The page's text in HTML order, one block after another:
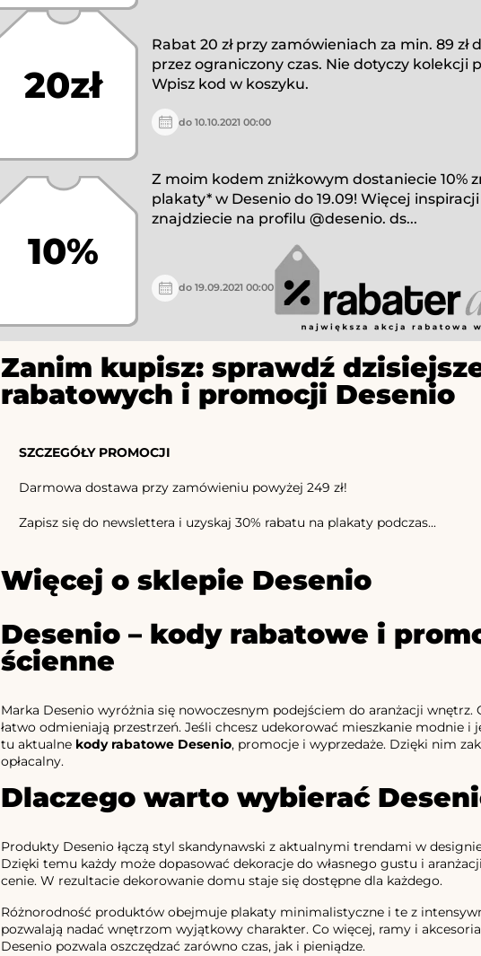
20zł
Rabat 20 zł przy zamówieniach za min. 89 zł
przez ograniczony czas. Nie dotyczy kolekcji
Wpisz kod w koszyku.
do 10.10.2021 00:00
10%
Z moim kodem zniżkowym dostaniecie 10%
plakaty* w Desenio do 19.09! Więcej
znajdziecie na profilu @desenio. ds...
do 19.09.2021 00:00
Zanim kupisz: sprawdź
rabatowych i promocji Desenio
SZCZEGÓŁY PROMOCJI
Darmowa dostawa przy zamówieniu powyżej 249 zł!
Zapisz się do newslettera i uzyskaj 30% rabatu na plakaty podczas...
Więcej o sklepie Desenio
Desenio – kody rabatowe i
ścienne
Marka Desenio wyróżnia się nowoczesnym podejściem do aranżacji
łatwo odmieniają przestrzeń. Jeśli chcesz udekorować mieszkanie modnie i
tu aktualne kody rabatowe Desenio, promocje i wyprzedaże. Dzięki nim
opłacalny.
Dlaczego warto wybierać
Produkty Desenio łączą styl skandynawski z aktualnymi trendami w
Dzięki temu każdy może dopasować dekoracje do własnego gustu i
cenie. W rezultacie dekorowanie domu staje się dostępne dla każdego.
Różnorodność produktów obejmuje plakaty minimalistyczne i te z
pozwalają nadać wnętrzom wyjątkowy charakter. Co więcej, ramy i
Desenio pozwala oszczędzać zarówno czas, jak i pieniądze.